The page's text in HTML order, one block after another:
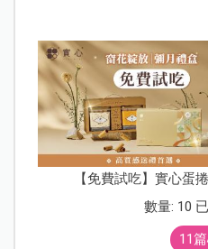
【免費試吃】實心蛋
數量: 10
11